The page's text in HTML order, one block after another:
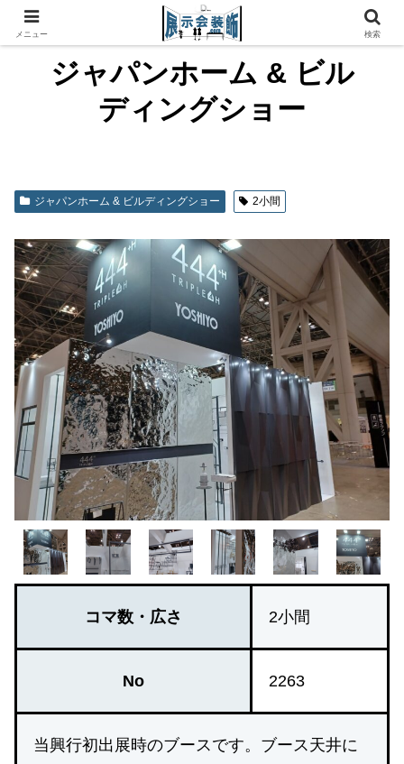
ジャパンホーム & ビル
ディングショー
ジャパンホーム & ビルディングショー 2小間
コマ数・広さ 2小間
No 2263
当興行初出展時のブースです。ブース天井に
メニュー 検索